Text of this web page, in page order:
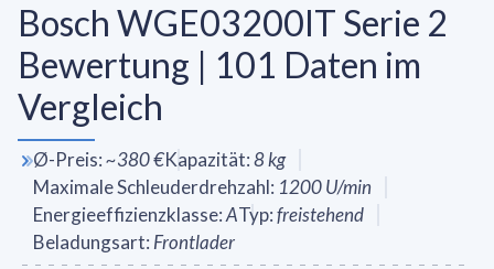
Bosch WGE03200IT Serie 2
Bewertung | 101 Daten im
Vergleich
Ø-Preis:~380 €Kapazität:8kg
Maximale Schleuderdrehzahl: 1200U/min
Energieeffizienzklasse:ATyp:freistehend
Beladungsart: Frontlader